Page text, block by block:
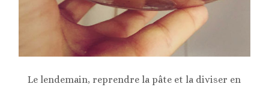
Le lendemain, reprendre la pâte et la diviser en